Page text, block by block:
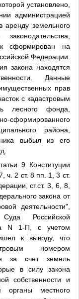
установлено,
администрацией
аренду земельного
сформирован на
Федерации.
закона находятся
Данные
прав
с кадастровым
лесного фонда,
сформированного
района,
выбыл из его
9 Конституции
ч. 2 ст. 8 пп. 1, 3 ст.
ст.ст. 3, 6, 8,
закона от
деятельности",
Суда Российской
N 1-П, с учетом
к выводу, что
номером
за счет земель
в силу закона
собственности и
органы местного